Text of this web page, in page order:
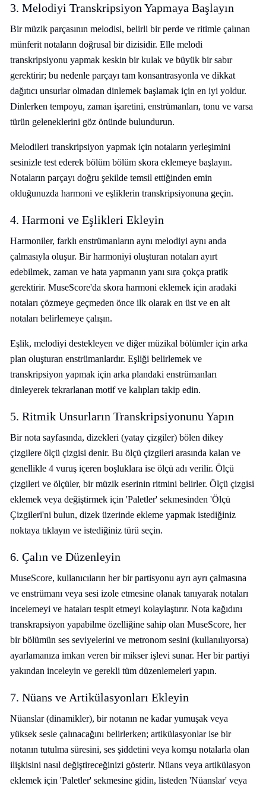
3. Melodiyi Transkripsiyon Yapmaya Başlayın
Bir müzik parçasının melodisi, belirli bir perde ve ritimle çalınan
münferit notaların doğrusal bir dizisidir. Elle melodi
transkripsiyonu yapmak keskin bir kulak ve büyük bir sabır
gerektirir; bu nedenle parçayı tam konsantrasyonla ve dikkat
dağıtıcı unsurlar olmadan dinlemek başlamak için en iyi yoldur.
Dinlerken tempoyu, zaman işaretini, enstrümanları, tonu ve varsa
türün geleneklerini göz önünde bulundurun.
Melodileri transkripsiyon yapmak için notaların yerleşimini
sesinizle test ederek bölüm bölüm skora eklemeye başlayın.
Notaların parçayı doğru şekilde temsil ettiğinden emin
olduğunuzda harmoni ve eşliklerin transkripsiyonuna geçin.
4. Harmoni ve Eşlikleri Ekleyin
Harmoniler, farklı enstrümanların aynı melodiyi aynı anda
çalmasıyla oluşur. Bir harmoniyi oluşturan notaları ayırt
edebilmek, zaman ve hata yapmanın yanı sıra çokça pratik
gerektirir. MuseScore'da skora harmoni eklemek için aradaki
notaları çözmeye geçmeden önce ilk olarak en üst ve en alt
notaları belirlemeye çalışın.
Eşlik, melodiyi destekleyen ve diğer müzikal bölümler için arka
plan oluşturan enstrümanlardır. Eşliği belirlemek ve
transkripsiyon yapmak için arka plandaki enstrümanları
dinleyerek tekrarlanan motif ve kalıpları takip edin.
5. Ritmik Unsurların Transkripsiyonunu Yapın
Bir nota sayfasında, dizekleri (yatay çizgiler) bölen dikey
çizgilere ölçü çizgisi denir. Bu ölçü çizgileri arasında kalan ve
genellikle 4 vuruş içeren boşluklara ise ölçü adı verilir. Ölçü
çizgileri ve ölçüler, bir müzik eserinin ritmini belirler. Ölçü çizgisi
eklemek veya değiştirmek için 'Paletler' sekmesinden 'Ölçü
Çizgileri'ni bulun, dizek üzerinde ekleme yapmak istediğiniz
noktaya tıklayın ve istediğiniz türü seçin.
6. Çalın ve Düzenleyin
MuseScore, kullanıcıların her bir partisyonu ayrı ayrı çalmasına
ve enstrümanı veya sesi izole etmesine olanak tanıyarak notaları
incelemeyi ve hataları tespit etmeyi kolaylaştırır. Nota kağıdını
transkrapsiyon yapabilme özelliğine sahip olan MuseScore, her
bir bölümün ses seviyelerini ve metronom sesini (kullanılıyorsa)
ayarlamanıza imkan veren bir mikser işlevi sunar. Her bir partiyi
yakından inceleyin ve gerekli tüm düzenlemeleri yapın.
7. Nüans ve Artikülasyonları Ekleyin
Nüanslar (dinamikler), bir notanın ne kadar yumuşak veya
yüksek sesle çalınacağını belirlerken; artikülasyonlar ise bir
notanın tutulma süresini, ses şiddetini veya komşu notalarla olan
ilişkisini nasıl değiştireceğinizi gösterir. Nüans veya artikülasyon
eklemek için 'Paletler' sekmesine gidin, listeden 'Nüanslar' veya